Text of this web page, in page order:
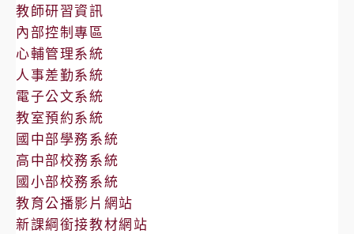
教師研習資訊
內部控制專區
心輔管理系統
人事差勤系統
電子公文系統
教室預約系統
國中部學務系統
高中部校務系統
國小部校務系統
教育公播影片網站
新課綱銜接教材網站